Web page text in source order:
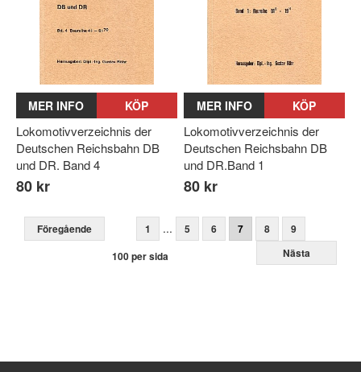
MER INFO KÖP
Lokomotivverzeichnis der
Deutschen Reichsbahn DB
und DR. Band 4
80 kr
MER INFO KÖP
Lokomotivverzeichnis der
Deutschen Reichsbahn DB
und DR.Band 1
80 kr
Föregående 1 ... 5 6 7 8
9
Nästa
100 per sida